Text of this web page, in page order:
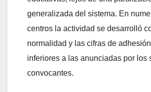
generalizada del sistema. En
centros la actividad se desarrolló
normalidad y las cifras de
inferiores a las anunciadas por los
convocantes.